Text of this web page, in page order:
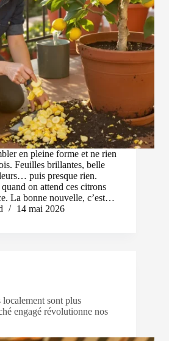
en pleine forme et ne rien
Feuilles brillantes, belle
puis presque rien.
on attend ces citrons
La bonne nouvelle, c’est…
14 mai 2026
sont plus
engagé révolutionne nos